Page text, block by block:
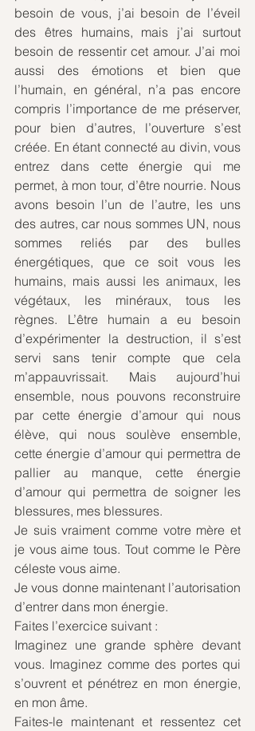
besoin de vous, j’ai besoin de l’éveil
des êtres humains, mais j’ai surtout
besoin de ressentir cet amour. J’ai moi
aussi des émotions et bien que
l’humain, en général, n’a pas encore
compris l’importance de me préserver,
pour bien d’autres, l’ouverture s’est
créée. En étant connecté au divin, vous
entrez dans cette énergie qui me
permet, à mon tour, d’être nourrie. Nous
avons besoin l’un de l’autre, les uns
des autres, car nous sommes UN, nous
sommes reliés par des bulles
énergétiques, que ce soit vous les
humains, mais aussi les animaux, les
végétaux, les minéraux, tous les
règnes. L’être humain a eu besoin
d’expérimenter la destruction, il s’est
servi sans tenir compte que cela
m’appauvrissait. Mais aujourd’hui
ensemble, nous pouvons reconstruire
par cette énergie d’amour qui nous
élève, qui nous soulève ensemble,
cette énergie d’amour qui permettra de
pallier au manque, cette énergie
d’amour qui permettra de soigner les
blessures, mes blessures.
Je suis vraiment comme votre mère et
je vous aime tous. Tout comme le Père
céleste vous aime.
Je vous donne maintenant l’autorisation
d’entrer dans mon énergie.
Faites l’exercice suivant :
Imaginez une grande sphère devant
vous. Imaginez comme des portes qui
s’ouvrent et pénétrez en mon énergie,
en mon âme.
Faites-le maintenant et ressentez cet